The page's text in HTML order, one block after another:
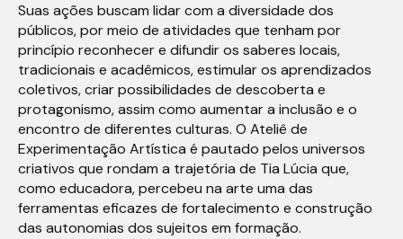
Suas ações buscam lidar com a diversidade dos
públicos, por meio de atividades que tenham por
princípio reconhecer e difundir os saberes locais,
tradicionais e acadêmicos, estimular os aprendizados
coletivos, criar possibilidades de descoberta e
protagonismo, assim como aumentar a inclusão e o
encontro de diferentes culturas. O Ateliê de
Experimentação Artística é pautado pelos universos
criativos que rondam a trajetória de Tia Lúcia que,
como educadora, percebeu na arte uma das
ferramentas eficazes de fortalecimento e construção
das autonomias dos sujeitos em formação.